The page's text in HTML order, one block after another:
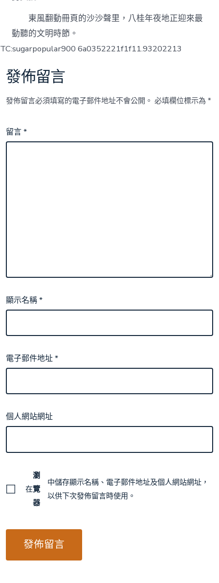
東風翻動冊頁的沙沙聲里，八桂年夜地正迎來最
動聽的文明時節。
TC:sugarpopular900 6a0352221f1f11.93202213
發佈留言
發佈留言必須填寫的電子郵件地址不會公開。 必填欄位標示為*
留言*
顯示名稱*
電子郵件地址*
個人網站網址
在
瀏
覽
器
中儲存顯示名稱、電子郵件地址及個人網站網址，
以供下次發佈留言時使用。